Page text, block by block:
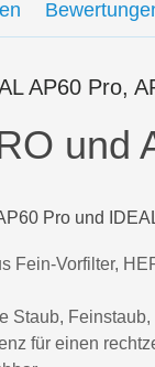
AP60 Pro,
und
Pro und
Fein-Vorfilter,
Staub,
für einen